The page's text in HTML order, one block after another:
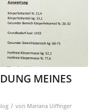
MEINES
/ von Mariana Uiffinger